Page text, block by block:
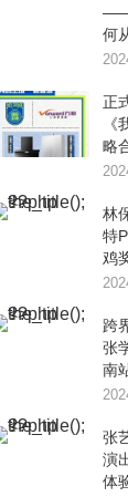
——
何
正
略
林
特
鸡
跨
张
南
张
演
体